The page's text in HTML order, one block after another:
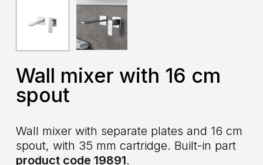
Wall mixer with 16 cm
spout
Wall mixer with separate plates and 16 cm
spout, with 35 mm cartridge. Built-in part
product code 19891.